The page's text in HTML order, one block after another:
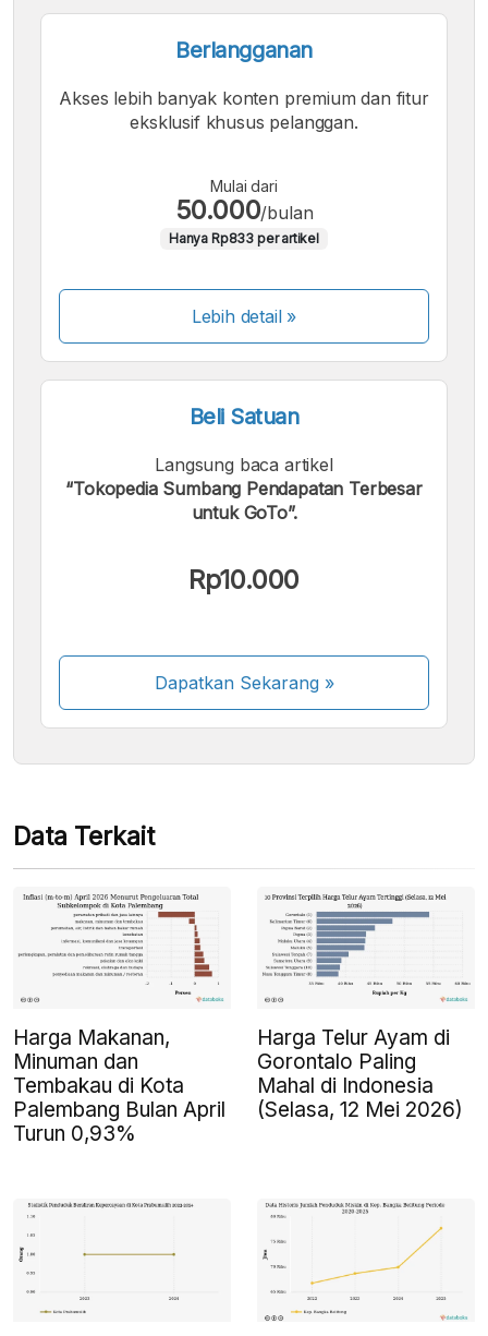
Berlangganan
Akses lebih banyak konten premium dan fitur
eksklusif khusus pelanggan.
Mulai dari
50.000/bulan
Hanya Rp833 per artikel
Lebih detail »
Beli Satuan
Langsung baca artikel
“Tokopedia Sumbang Pendapatan Terbesar
untuk GoTo”.
Rp10.000
Dapatkan Sekarang»
Beberapa metode pembayaran masih dalam
proses aktivasi.
Data Terkait
Harga Makanan,
Minuman dan
Tembakau di Kota
Palembang Bulan April
Turun 0,93%
Harga Telur Ayam di
Gorontalo Paling
Mahal di Indonesia
(Selasa, 12 Mei 2026)